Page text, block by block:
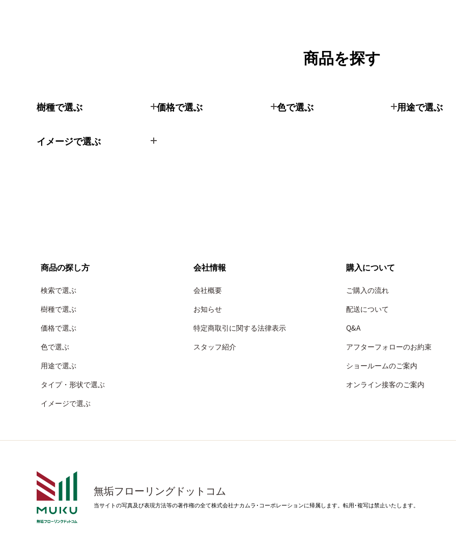
商品を探す
樹種で選ぶ 価格で選ぶ 色で選ぶ 用途で選ぶ
イメージで選ぶ
商品の探し方
検索で選ぶ
樹種で選ぶ
価格で選ぶ
色で選ぶ
用途で選ぶ
タイプ・形状で選ぶ
イメージで選ぶ
会社情報
会社概要
お知らせ
特定商取引に関する法律表示
スタッフ紹介
購入について
ご購入の流れ
配送について
Q&A
アフターフォローのお約束
ショールームのご案内
オンライン接客のご案内
無垢フローリングドットコム
当サイトの写真及び表現方法等の著作権の全て株式会社ナカムラ･コーポレーションに帰属します。転用･複写は禁止いたします。